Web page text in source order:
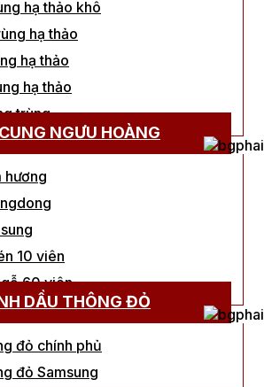
hạ thảo khô
hạ thảo
hạ thảo
hạ thảo
trùng
NGƯU HOÀNG
hương
10 viên
60 viên
DẦU THÔNG ĐỎ
đỏ chính phủ
đỏ Samsung